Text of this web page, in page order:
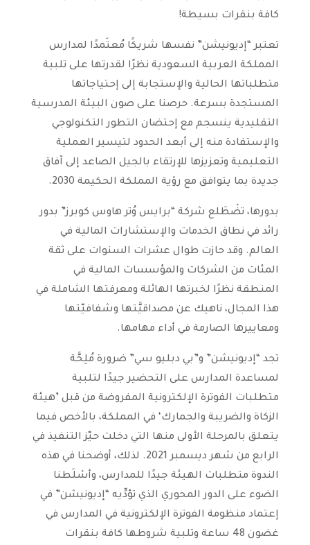
كافة بنقرات بسيطة!
تعتبر “إديونيشن” نفسها شريكًا مُعتَمدًا لمدارس
المملكة العربية السعودية نظرًا لقدرتها على تلبية
متطلباتها الحالية والإستجابة إلى إحتياجاتها
المستجدة بسرعة. حرصنا على صون البيئة المدرسية
التقليدية ينسجم مع إحتضان التطور التكنولوجي
والإستفادة منه إلى أبعد الحدود لتيسير العملية
التعليمية وتعزيزها للإرتقاء بالجيل الصاعد إلى آفاق
جديدة بما يتوافق مع رؤية المملكة الحكيمة 2030.
بدورها، تضْطَلع شركة “برايس وُتر هاوس كوبرز” بدور
رائد في نطاق الخدمات والإستشارات المالية في
العالم. وقد حازت طوال عشرات السنوات على ثقة
المئات من الشركات والمؤسسات المالية في
المنطقة نظرًا لخبرتها الهائلة ومعرفتها الشاملة في
هذا المجال، ناهيك عن مصداقيَّتها وشفافيّتها
ومعاييرها الصارمة في أداء مهامها.
تجد “إديونيشن” و”بي دبليو سي” ضرورة مُلِحَّة
لمساعدة المدارس على التحضير جيدًا لتلبية
متطلبات الفوترة الإلكترونية المفروضة من قبل ’هيئة
الزكاة والضريبة والجمارك‘ في المملكة، بالأخص فيما
يتعلق بالمرحلة الأولى منها التي دخلت حيّز التنفيذ في
الرابع من شهر ديسمبر 2021. لذلك، أوضحنا في هذه
الندوة متطلبات الهيئة جيدًا للمدارس، وأسْلَطنا
الضوء على الدور المحوري الذي تؤدِّيه “إديونيشن” في
إعتماد منظومة الفوترة الإلكترونية في المدارس في
غضون 48 ساعة وتلبية شروطها كافة بنقرات